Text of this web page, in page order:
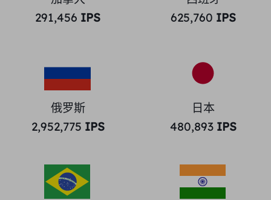
291,456 IPS
625,760 IPS
俄罗斯
2,952,775 IPS
日本
480,893 IPS